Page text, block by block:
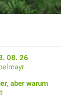
08. 26
aber warum